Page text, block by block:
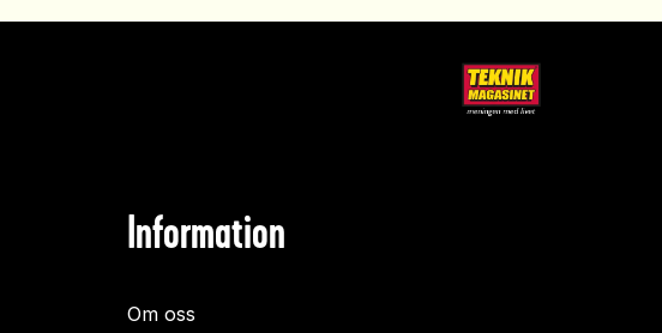
Information
Om oss